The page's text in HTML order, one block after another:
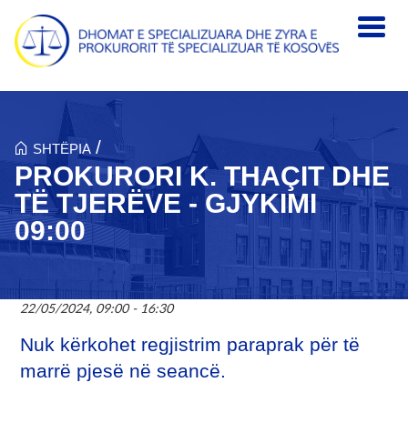
Skip to main content
SHTËPIA /
PROKURORI K. THAÇIT DHE
TË TJERËVE - GJYKIMI
09:00
22/05/2024, 09:00 - 16:30
Nuk kërkohet regjistrim paraprak për të
marrë pjesë në seancë.